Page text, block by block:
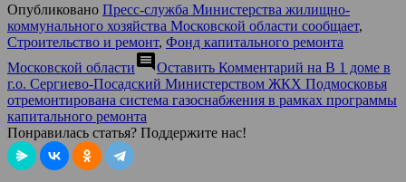
Опубликовано Пресс-служба Министерства жилищно-
коммунального хозяйства Московской области сообщает,
Строительство и ремонт, Фонд капитального ремонта
Московской областиcomment Оставить Комментарий на В 1 доме в
г.о. Сергиево-Посадский Министерством ЖКХ Подмосковья
отремонтирована система газоснабжения в рамках программы
капитального ремонта
Понравилась статья? Поддержите нас!